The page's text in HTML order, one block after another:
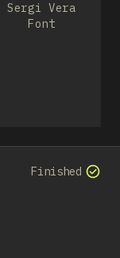
Sergi Vera
Font
Finished